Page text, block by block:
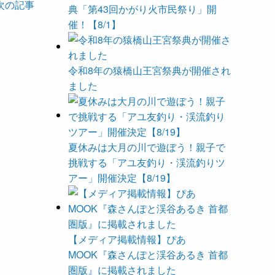
の記事
典「第43回かがり火市民祭り」開
催！【8/1】
令和8年の猿橋山王宮祭典が開催され
ました
夏休みは大月の川で遊ぼう！親子で
挑戦する「アユ友釣り・渓流釣りツ
アー」開催決定【8/19】
【メディア掲載情報】ぴあ
MOOK『森さんぽと渓谷あるき 首都
圏版』に掲載されました